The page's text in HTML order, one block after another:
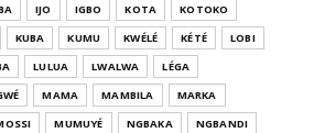
IJO IGBO KOTA
KOTOKO
KUBA KUMU KWÉLÉ KÉTÉ
LOBI
LULUA LWALWA
LÉGA
MAMA MAMBILA
MARKA
MUMUYÉ NGBAKA
NGBANDI